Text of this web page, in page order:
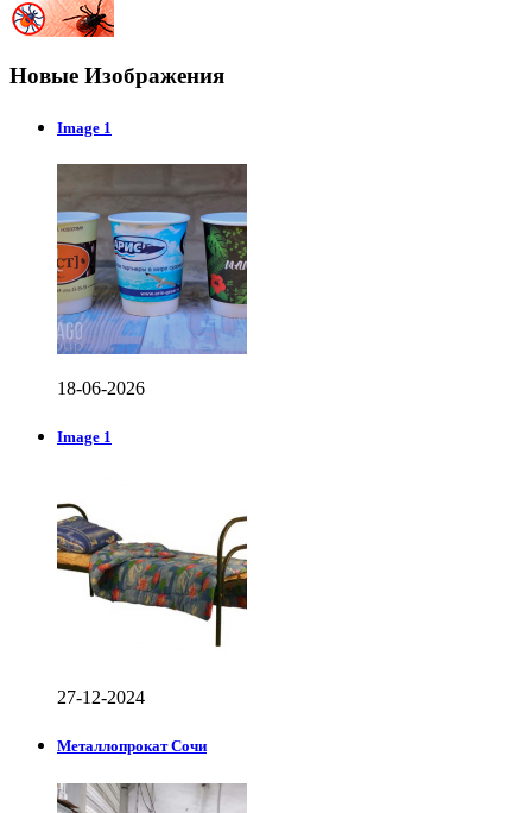
Новые Изображения
Image 1
18-06-2026
Image 1
27-12-2024
Металлопрокат Сочи